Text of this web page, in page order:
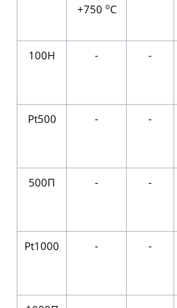
+750 оС
100H - -
Pt500 - -
500П - -
Pt1000 - -